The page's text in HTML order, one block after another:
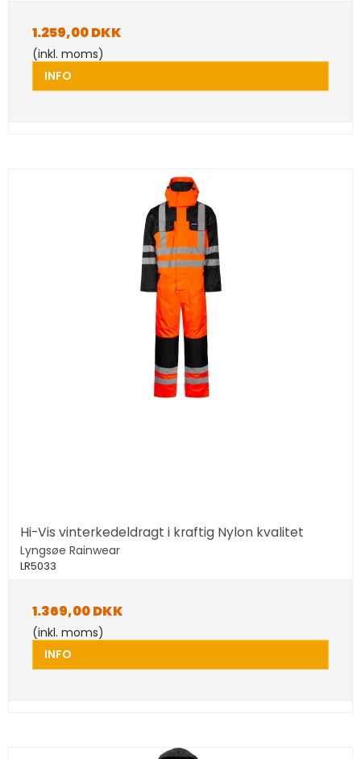
1.259,00 DKK
(inkl. moms)
INFO
Hi-Vis vinterkedeldragt i kraftig Nylon kvalitet
Lyngsøe Rainwear
LR5033
1.369,00 DKK
(inkl. moms)
INFO